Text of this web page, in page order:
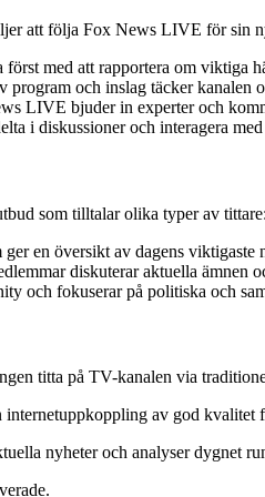
att följa Fox News LIVE för sin
först med att rapportera om viktiga
program och inslag täcker kanalen
LIVE bjuder in experter och
i diskussioner och interagera
som tilltalar olika typer av tittare:
en översikt av dagens viktigaste
diskuterar aktuella ämnen
och fokuserar på politiska och
titta på TV-kanalen via
av god kvalitet
nyheter och analyser dygnet